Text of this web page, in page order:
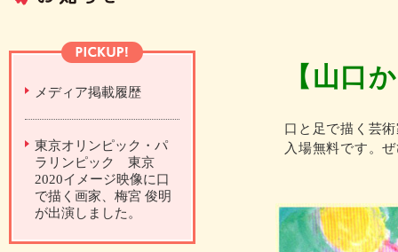
メディア掲載履歴
東京オリンピック・パ
ラリンピック 東京
2020イメージ映像に口
で描く画家、梅宮 俊明
が出演しました。
【山口
口と足で描く芸
入場無料です。